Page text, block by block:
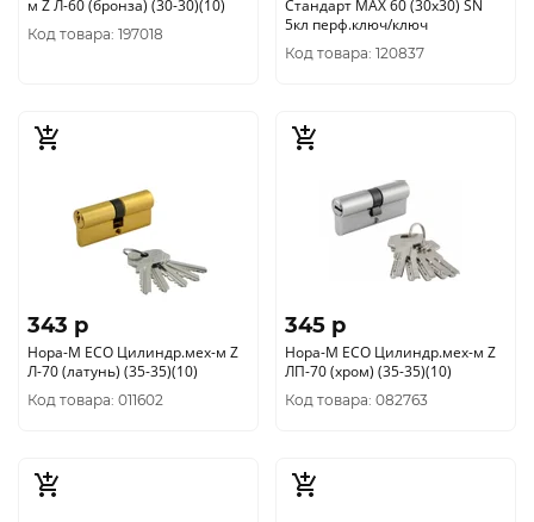
м Z Л-60 (бронза) (30-30)(10)
Код товара: 197018
Стандарт MAX 60 (30х30) SN
5кл перф.ключ/ключ
Код товара: 120837
343 p
Нора-М ЕСО Цилиндр.мех-м Z
Л-70 (латунь) (35-35)(10)
Код товара: 011602
345 p
Нора-М ЕСО Цилиндр.мех-м Z
ЛП-70 (хром) (35-35)(10)
Код товара: 082763